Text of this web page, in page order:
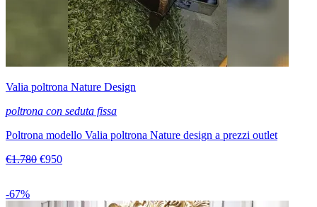
Valia poltrona Nature Design
poltrona con seduta fissa
Poltrona modello Valia poltrona Nature design a prezzi outlet
€1.780 €950
-67%